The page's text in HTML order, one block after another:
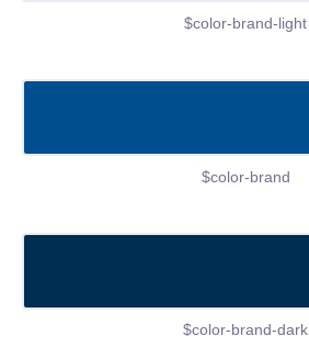
$color-brand-light
$color-brand
$color-brand-dark